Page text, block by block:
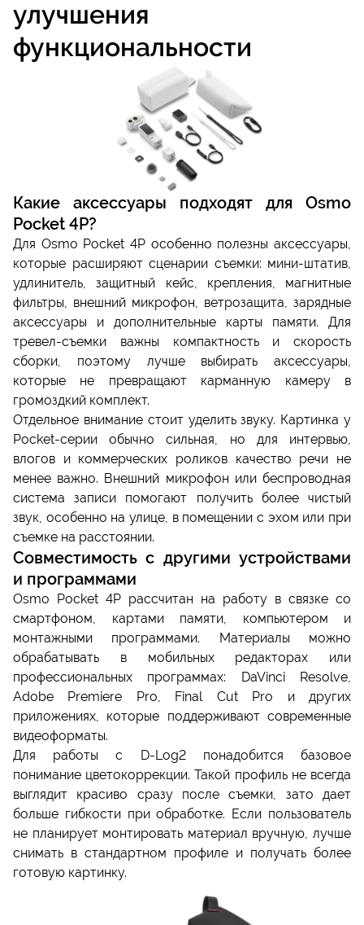
улучшения
функциональности
Какие аксессуары подходят для Osmo
Pocket 4P?
Для Osmo Pocket 4P особенно полезны аксессуары,
которые расширяют сценарии съемки: мини-штатив,
удлинитель, защитный кейс, крепления, магнитные
фильтры, внешний микрофон, ветрозащита, зарядные
аксессуары и дополнительные карты памяти. Для
тревел-съемки важны компактность и скорость
сборки, поэтому лучше выбирать аксессуары,
которые не превращают карманную камеру в
громоздкий комплект.
Отдельное внимание стоит уделить звуку. Картинка у
Pocket-серии обычно сильная, но для интервью,
влогов и коммерческих роликов качество речи не
менее важно. Внешний микрофон или беспроводная
система записи помогают получить более чистый
звук, особенно на улице, в помещении с эхом или при
съемке на расстоянии.
Совместимость с другими устройствами
и программами
Osmo Pocket 4P рассчитан на работу в связке со
смартфоном, картами памяти, компьютером и
монтажными программами. Материалы можно
обрабатывать в мобильных редакторах или
профессиональных программах: DaVinci Resolve,
Adobe Premiere Pro, Final Cut Pro и других
приложениях, которые поддерживают современные
видеоформаты.
Для работы с D-Log2 понадобится базовое
понимание цветокоррекции. Такой профиль не всегда
выглядит красиво сразу после съемки, зато дает
больше гибкости при обработке. Если пользователь
не планирует монтировать материал вручную, лучше
снимать в стандартном профиле и получать более
готовую картинку.